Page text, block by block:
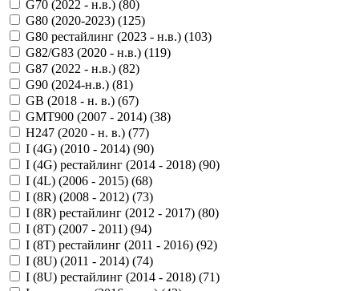
G70 (2022 - н.в.) (80)
G80 (2020-2023) (125)
G80 рестайлинг (2023 - н.в.) (103)
G82/G83 (2020 - н.в.) (119)
G87 (2022 - н.в.) (82)
G90 (2024-н.в.) (81)
GB (2018 - н. в.) (67)
GMT900 (2007 - 2014) (38)
H247 (2020 - н. в.) (77)
I (4G) (2010 - 2014) (90)
I (4G) рестайлинг (2014 - 2018) (90)
I (4L) (2006 - 2015) (68)
I (8R) (2008 - 2012) (73)
I (8R) рестайлинг (2012 - 2017) (80)
I (8T) (2007 - 2011) (94)
I (8T) рестайлинг (2011 - 2016) (92)
I (8U) (2011 - 2014) (74)
I (8U) рестайлинг (2014 - 2018) (71)